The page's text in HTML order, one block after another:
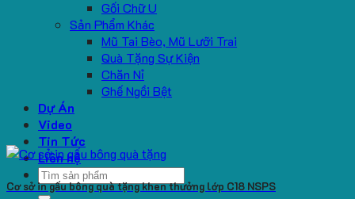
Gối Chữ U
Sản Phẩm Khác
Mũ Tai Bèo, Mũ Lưỡi Trai
Quà Tặng Sự Kiện
Chăn Nỉ
Ghế Ngồi Bệt
Dự Án
Video
Tin Tức
Liên hệ
Search
for:
Cơ sở in gấu bông quà tặng khen thưởng lớp C18 NSPS